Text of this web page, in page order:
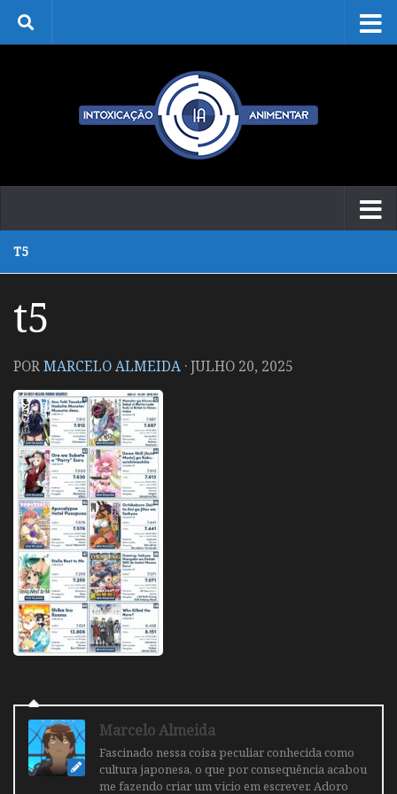
Skip to content
T5
t5
PORMARCELO ALMEIDA ·JULHO 20, 2025
Marcelo Almeida
Fascinado nessa coisa peculiar conhecida como
cultura japonesa, o que por consequência acabou
me fazendo criar um vicio em escrever. Adoro